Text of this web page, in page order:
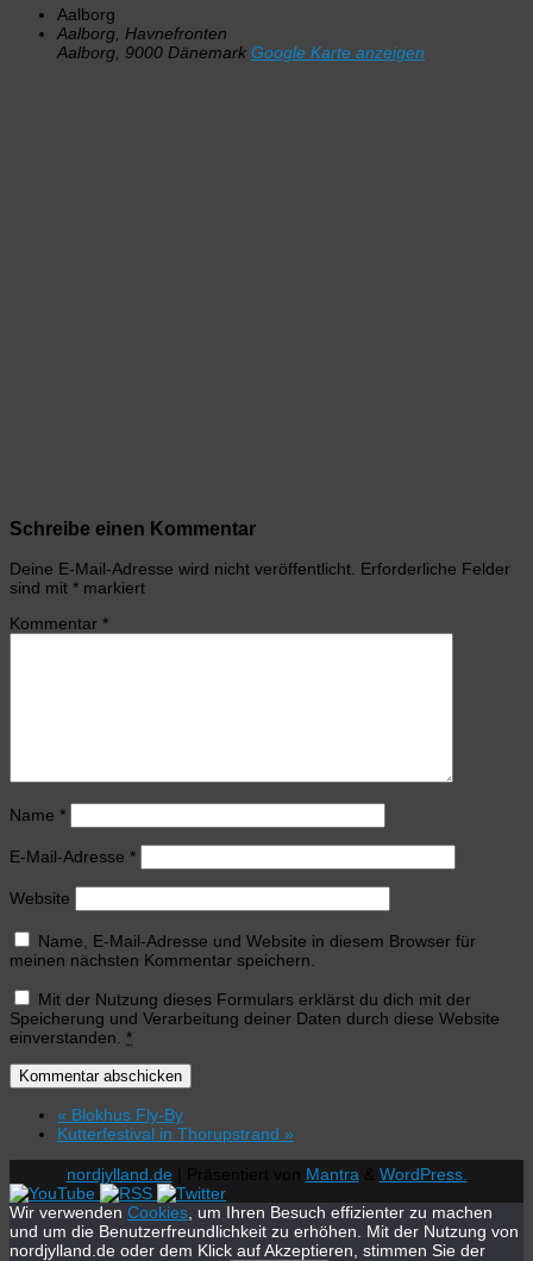
Aalborg
Aalborg, Havnefronten
Aalborg 9000 Dänemark Google Karte anzeigen
Schreibe einen Kommentar
Deine E-Mail-Adresse wird nicht veröffentlicht. Erforderliche Felder
sind mit * markiert
Kommentar *
Name *
E-Mail-Adresse *
Website
Name, E-Mail-Adresse und Website in diesem Browser für
meinen nächsten Kommentar speichern.
Mit der Nutzung dieses Formulars erklärst du dich mit der
Speicherung und Verarbeitung deiner Daten durch diese Website
einverstanden. *
« Blokhus Fly-By
Kutterfestival in Thorupstrand »
nordjylland.de Mantra& WordPress.
Wir verwenden Cookies, um Ihren Besuch effizienter zu machen
und um die Benutzerfreundlichkeit zu erhöhen. Mit der Nutzung von
nordjylland.de oder dem Klick auf Akzeptieren, stimmen Sie der